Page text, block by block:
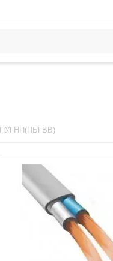
ПУГНП(ПБГВВ)